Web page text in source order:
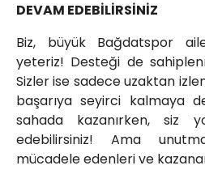
DEVAM EDEBİLİRSİNİZ
Biz, büyük Bağdatspor
yeteriz! Desteği de
Sizler ise sadece uzaktan
başarıya seyirci kalmaya
sahada kazanırken, siz
edebilirsiniz! Ama
mücadele edenleri ve